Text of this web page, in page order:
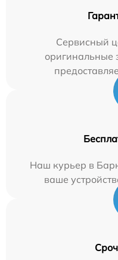
Сервисный
оригинальные
Наш курьер в
ваше